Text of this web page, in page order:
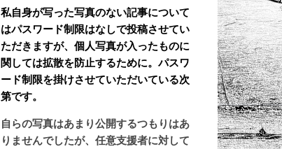
私自身が写った写真のない記事について
はパスワード制限はなしで投稿させてい
ただきますが、個人写真が入ったものに
関しては拡散を防止するために。パスワ
ード制限を掛けさせていただいている次
第です。
自らの写真はあまり公開するつもりはあ
りませんでしたが、任意支援者に対して